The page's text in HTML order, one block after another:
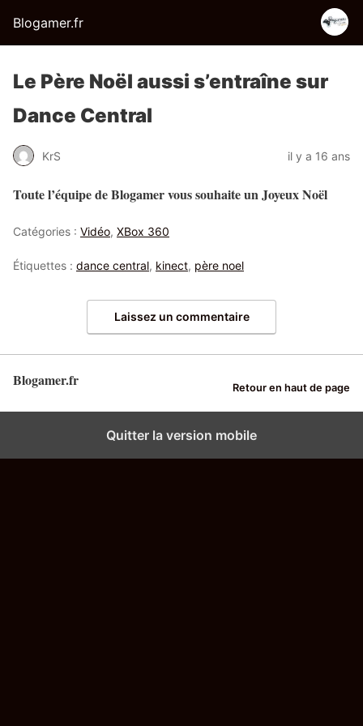
Blogamer.fr
Le Père Noël aussi s’entraîne sur
Dance Central
KrS il y a 16 ans
Toute l’équipe de Blogamer vous souhaite un Joyeux Noël
Catégories : Vidéo, XBox 360
Étiquettes : dance central, kinect, père noel
Laissez un commentaire
Blogamer.fr Retour en haut de page
Quitter la version mobile